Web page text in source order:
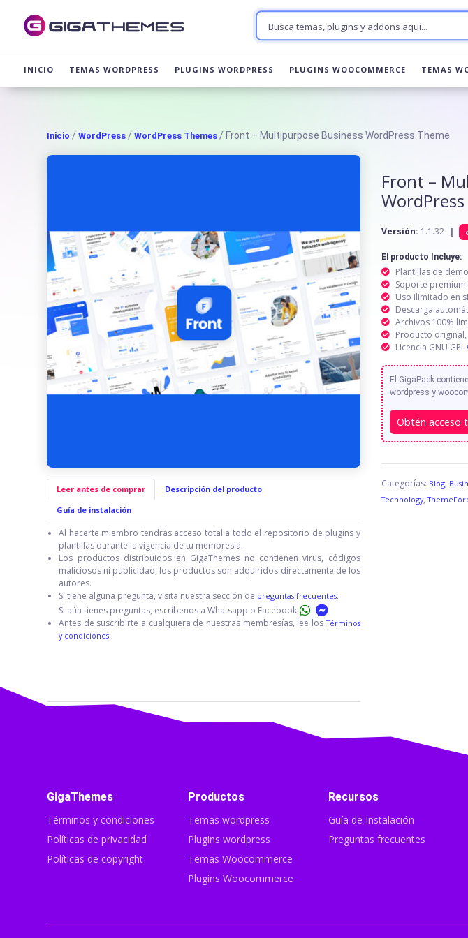
INICIO TEMAS WORDPRESS PLUGINS WORDPRESS PLUGINS WOOCOMMERCE TEMAS
Inicio /WordPress /WordPress Themes / Front – Multipurpose Business WordPress Theme
Leer antes de comprar
Descripción del producto
Guía de instalación
Al hacerte miembro tendrás acceso total a todo el repositorio de plugins y
plantillas durante la vigencia de tu membresía.
Los productos distribuidos en GigaThemes no contienen virus, códigos
maliciosos ni publicidad, los productos son adquiridos directamente de los
autores.
Si tiene alguna pregunta, visita nuestra sección de preguntas frecuentes.
Si aún tienes preguntas, escribenos a Whatsapp o Facebook
Antes de suscribirte a cualquiera de nuestras membresías, lee losTérminos
y condiciones.
Front –
Versión: 1.1.32 |
El producto Incluye:
Plantillas de
Soporte premium
Uso ilimitado en
Descarga
Archivos 100%
Producto
Licencia GNU GPL
El GigaPack
wordpress y
Obtén acceso
Categorías: Blog,
Technology,
GigaThemes
Términos y condiciones
Políticas de privacidad
Políticas de copyright
Productos
Temas wordpress
Plugins wordpress
Temas Woocommerce
Plugins Woocommerce
Recursos
Guía de Instalación
Preguntas frecuentes